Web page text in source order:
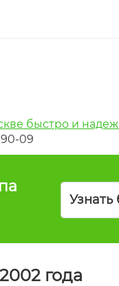
быстро и
09
года